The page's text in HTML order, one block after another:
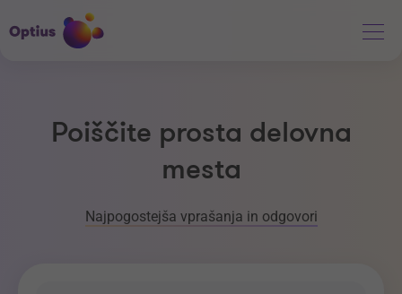
Poiščite prosta delovna
mesta
Najpogostejša vprašanja in odgovori